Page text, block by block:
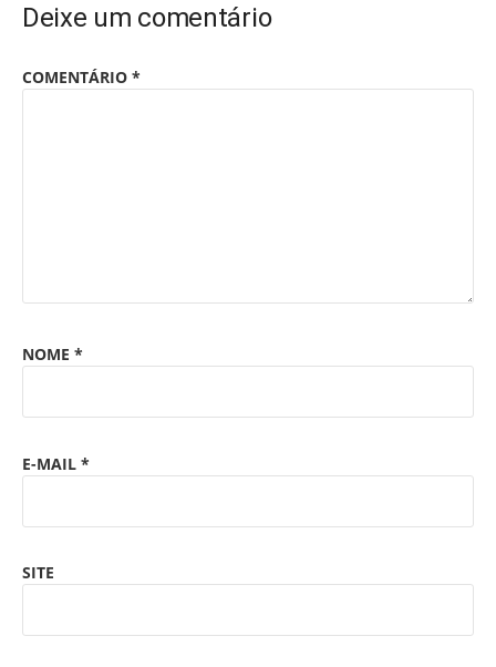
Deixe um comentário
COMENTÁRIO *
NOME *
E-MAIL *
SITE